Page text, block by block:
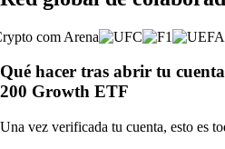
Qué hacer tras abrir tu
200 Growth ETF
Una vez verificada tu cuenta, esto es